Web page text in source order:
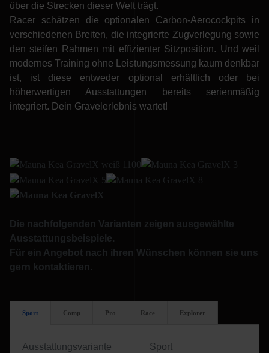
über die Strecken dieser Welt trägt.
Racer schätzen die optionalen Carbon-Aerocockpits in
verschiedenen Breiten, die integrierte Zugverlegung sowie
den steifen Rahmen mit effizienter Sitzposition. Und weil
modernes Training ohne Leistungsmessung kaum denkbar
ist, ist diese entweder optional erhältlich oder bei
höherwertigen Ausstattungen bereits serienmäßig
integriert. Dein Gravelerlebnis wartet!
Die nachfolgenden Varianten zeigen ausgewählte
Ausstattungsbeispiele.
Für ein Angebot nach ihren Wünschen können sie uns
gern kontaktieren.
Sport Comp Pro Race Explorer
Ausstattungsvariante
Sport